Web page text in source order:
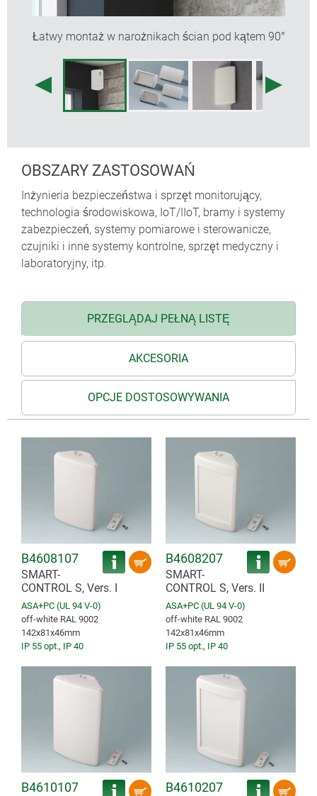
Łatwy montaż w narożnikach ścian pod kątem 90°
OBSZARY ZASTOSOWAŃ
Inżynieria bezpieczeństwa i sprzęt monitorujący,
technologia środowiskowa, IoT/IIoT, bramy i systemy
zabezpieczeń, systemy pomiarowe i sterowanicze,
czujniki i inne systemy kontrolne, sprzęt medyczny i
laboratoryjny, itp.
PRZEGLĄDAJ PEŁNĄ LISTĘ
AKCESORIA
OPCJE DOSTOSOWYWANIA
B4608107
SMART-
CONTROL S, Vers. I
ASA+PC (UL 94 V-0)
off-white RAL 9002
142x81x46mm
IP 55 opt., IP 40
B4608207
SMART-
CONTROL S, Vers. II
ASA+PC (UL 94 V-0)
off-white RAL 9002
142x81x46mm
IP 55 opt., IP 40
B4610107 B4610207